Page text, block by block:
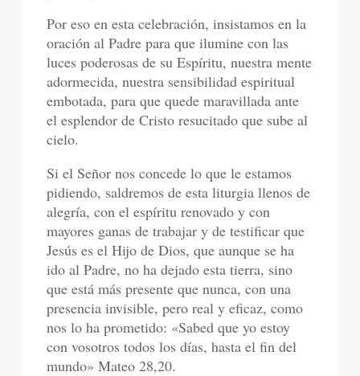
Por eso en esta celebración, insistamos en la
oración al Padre para que ilumine con las
luces poderosas de su Espíritu, nuestra mente
adormecida, nuestra sensibilidad espiritual
embotada, para que quede maravillada ante
el esplendor de Cristo resucitado que sube al
cielo.
Si el Señor nos concede lo que le estamos
pidiendo, saldremos de esta liturgia llenos de
alegría, con el espíritu renovado y con
mayores ganas de trabajar y de testificar que
Jesús es el Hijo de Dios, que aunque se ha
ido al Padre, no ha dejado esta tierra, sino
que está más presente que nunca, con una
presencia invisible, pero real y eficaz, como
nos lo ha prometido: «Sabed que yo estoy
con vosotros todos los días, hasta el fin del
mundo» Mateo 28,20.